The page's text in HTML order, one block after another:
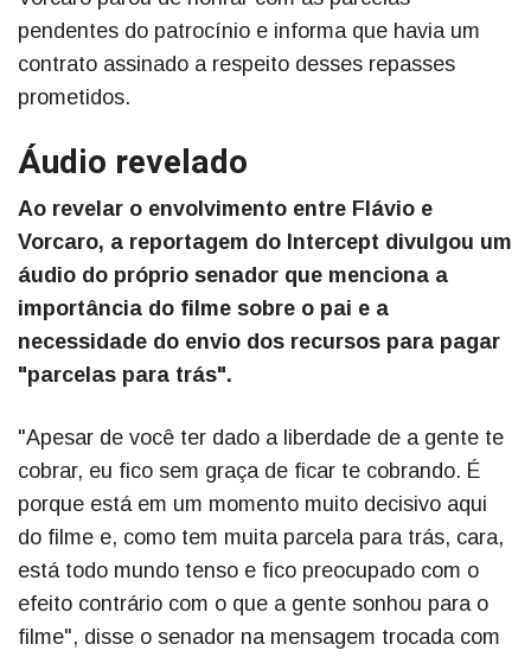
pendentes do patrocínio e informa que havia um
contrato assinado a respeito desses repasses
prometidos.
Áudio revelado
Ao revelar o envolvimento entre Flávio e
Vorcaro, a reportagem do Intercept divulgou um
áudio do próprio senador que menciona a
importância do filme sobre o pai e a
necessidade do envio dos recursos para pagar
"parcelas para trás".
"Apesar de você ter dado a liberdade de a gente te
cobrar, eu fico sem graça de ficar te cobrando. É
porque está em um momento muito decisivo aqui
do filme e, como tem muita parcela para trás, cara,
está todo mundo tenso e fico preocupado com o
efeito contrário com o que a gente sonhou para o
filme", disse o senador na mensagem trocada com